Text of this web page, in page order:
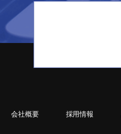
会社概要 採用情報